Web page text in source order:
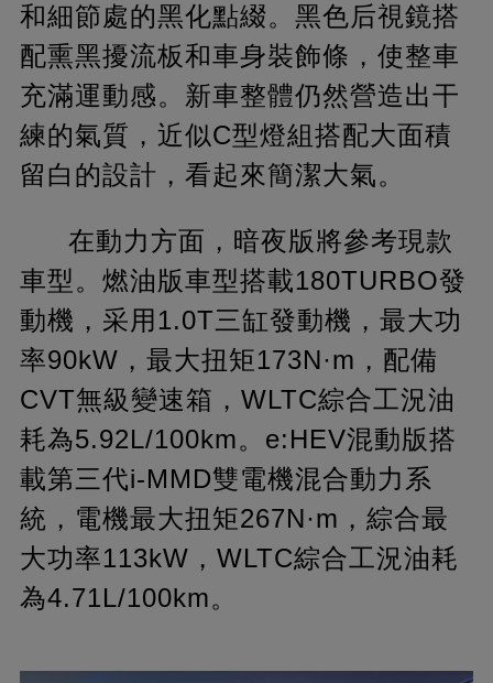
和細節處的黑化點綴。黑色后視鏡搭
配熏黑擾流板和車身裝飾條，使整車
充滿運動感。新車整體仍然營造出干
練的氣質，近似C型燈組搭配大面積
留白的設計，看起來簡潔大氣。
在動力方面，暗夜版將參考現款
車型。燃油版車型搭載180TURBO發
動機，采用1.0T三缸發動機，最大功
率90kW，最大扭矩173N·m，配備
CVT無級變速箱，WLTC綜合工況油
耗為5.92L/100km。e:HEV混動版搭
載第三代i-MMD雙電機混合動力系
統，電機最大扭矩267N·m，綜合最
大功率113kW，WLTC綜合工況油耗
為4.71L/100km。